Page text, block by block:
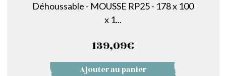
Déhoussable - MOUSSE RP25 - 178 x 100
x 1...
139,09€
Ajouter au panier